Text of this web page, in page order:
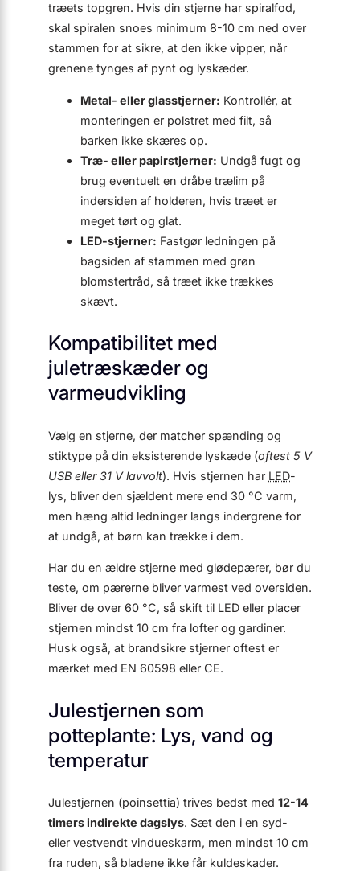
træets topgren. Hvis din stjerne har spiralfod,
skal spiralen snoes minimum 8-10 cm ned over
stammen for at sikre, at den ikke vipper, når
grenene tynges af pynt og lyskæder.
Metal- eller glasstjerner: Kontrollér, at
monteringen er polstret med filt, så
barken ikke skæres op.
Træ- eller papirstjerner: Undgå fugt og
brug eventuelt en dråbe trælim på
indersiden af holderen, hvis træet er
meget tørt og glat.
LED-stjerner: Fastgør ledningen på
bagsiden af stammen med grøn
blomstertråd, så træet ikke trækkes
skævt.
Kompatibilitet med
juletræskæder og
varmeudvikling
Vælg en stjerne, der matcher spænding og
stiktype på din eksisterende lyskæde (oftest 5 V
USB eller 31 V lavvolt). Hvis stjernen har LED-
lys, bliver den sjældent mere end 30 °C varm,
men hæng altid ledninger langs indergrene for
at undgå, at børn kan trække i dem.
Har du en ældre stjerne med glødepærer, bør du
teste, om pærerne bliver varmest ved oversiden.
Bliver de over 60 °C, så skift til LED eller placer
stjernen mindst 10 cm fra lofter og gardiner.
Husk også, at brandsikre stjerner oftest er
mærket med EN 60598 eller CE.
Julestjernen som
potteplante: Lys, vand og
temperatur
Julestjernen (poinsettia) trives bedst med 12-14
timers indirekte dagslys. Sæt den i en syd-
eller vestvendt vindueskarm, men mindst 10 cm
fra ruden, så bladene ikke får kuldeskader.